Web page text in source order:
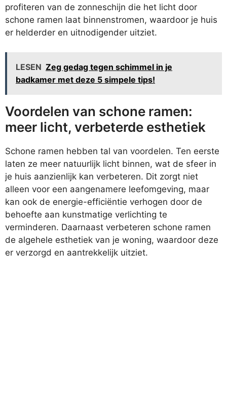
profiteren van de zonneschijn die het licht door
schone ramen laat binnenstromen, waardoor je huis
er helderder en uitnodigender uitziet.
LESEN Zeg gedag tegen schimmel in je
badkamer met deze 5 simpele tips!
Voordelen van schone ramen:
meer licht, verbeterde esthetiek
Schone ramen hebben tal van voordelen. Ten eerste
laten ze meer natuurlijk licht binnen, wat de sfeer in
je huis aanzienlijk kan verbeteren. Dit zorgt niet
alleen voor een aangenamere leefomgeving, maar
kan ook de energie-efficiëntie verhogen door de
behoefte aan kunstmatige verlichting te
verminderen. Daarnaast verbeteren schone ramen
de algehele esthetiek van je woning, waardoor deze
er verzorgd en aantrekkelijk uitziet.